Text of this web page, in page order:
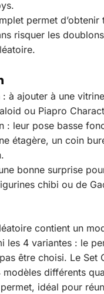
permet d’obtenir
risquer les
à ajouter à une
ou Piapro
: leur pose basse
étagère, un coin
bonne surprise
chibi ou de
contient un
les 4 variantes : le
être choisi. Le Set
modèles différents
idéal pour